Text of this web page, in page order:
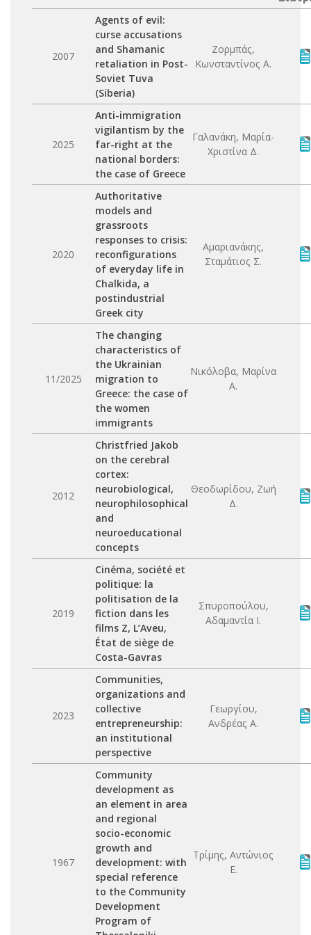
2007
Agents of evil:
curse accusations
and Shamanic
retaliation in Post-
Soviet Tuva
(Siberia)
Ζορμπάς,
Κωνσταντίνος Α.
2025
Anti-immigration
vigilantism by the
far-right at the
national borders:
the case of Greece
Γαλανάκη, Μαρία-
Χριστίνα Δ.
2020
Authoritative
models and
grassroots
responses to crisis:
reconfigurations
of everyday life in
Chalkida, a
postindustrial
Greek city
Αμαριανάκης,
Σταμάτιος Σ.
11/2025
The changing
characteristics of
the Ukrainian
migration to
Greece: the case of
the women
immigrants
Νικόλοβα, Μαρίνα
Α.
2012
Christfried Jakob
on the cerebral
cortex:
neurobiological,
neurophilosophical
and
neuroeducational
concepts
Θεοδωρίδου, Ζωή
Δ.
2019
Cinéma, société et
politique: la
politisation de la
fiction dans les
films Z, L’Aveu,
État de siège de
Costa-Gavras
Σπυροπούλου,
Αδαμαντία Ι.
2023
Communities,
organizations and
collective
entrepreneurship:
an institutional
perspective
Γεωργίου,
Ανδρέας Α.
1967
Community
development as
an element in area
and regional
socio-economic
growth and
development: with
special reference
to the Community
Development
Program of
Τρίμης, Αντώνιος
Ε.